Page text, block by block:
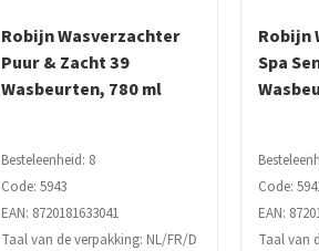
Robijn Wasverzachter
Puur & Zacht 39
Wasbeurten, 780 ml
Besteleenheid: 8
Code: 5943
EAN: 8720181633041
Taal van de verpakking: NL/FR/D
Robijn
Spa
Code:
EAN:
Taal van